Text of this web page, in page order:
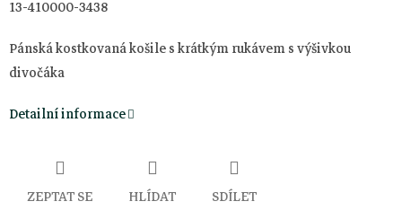
13-410000-3438
Pánská kostkovaná košile s krátkým rukávem s výšivkou
divočáka
Detailní informace
ZEPTAT SE HLÍDAT SDÍLET